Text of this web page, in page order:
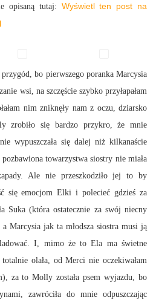
opisaną tutaj: Wyświetl ten post na
bo pierwszego poranka Marcysia
wsi, na szczęście szybko przyłapałam
nim zniknęły nam z oczu, dziarsko
zrobiło się bardzo przykro, że mnie
wypuszczała się dalej niż kilkanaście
towarzystwa siostry nie miała
Ale nie przeszkodziło jej to by
się emocjom Elki i polecieć gdzieś za
Suka (która ostatecznie za swój niecny
Marcysia jak ta młodsza siostra musi ją
I, mimo że to Ela ma świetne
olała, od Merci nie oczekiwałam
za to Molly została psem wyjazdu, bo
zawróciła do mnie odpuszczając